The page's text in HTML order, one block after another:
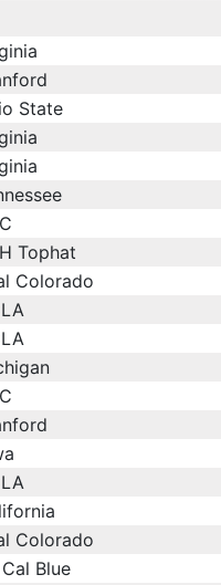
State
Tophat
Colorado
Colorado
Blue